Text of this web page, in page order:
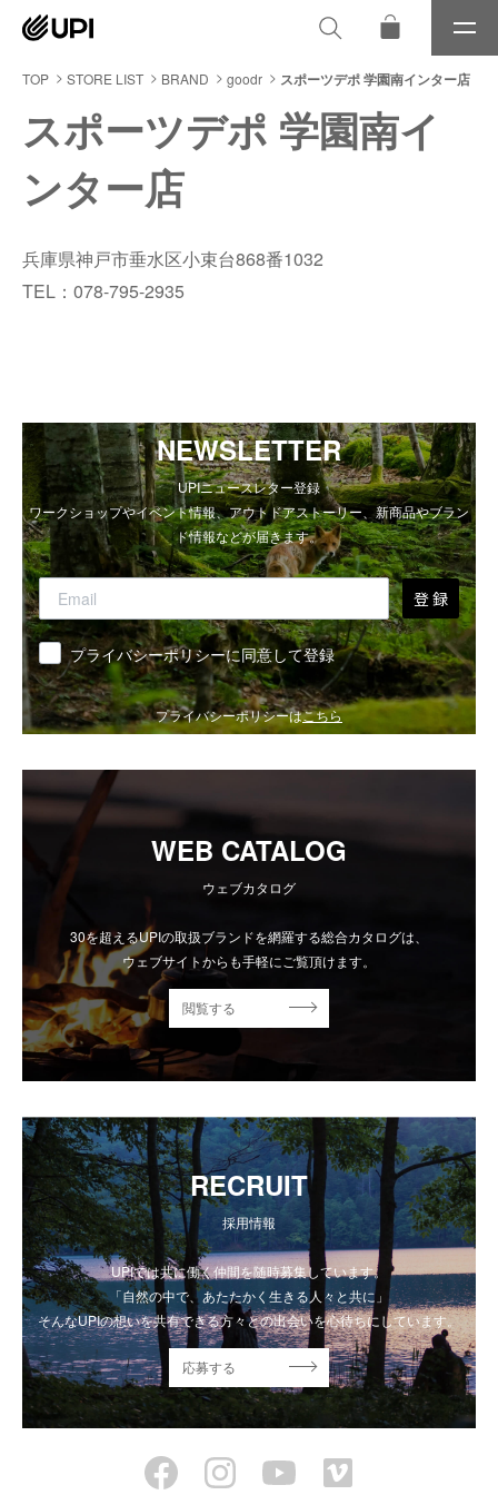
メ
ニ
ュ
TOP STORE LIST BRAND goodr スポーツデポ 学園南インター店
スポーツデポ 学園南イ
ンター店
兵庫県神戸市垂水区小束台868番1032
TEL：078-795-2935
NEWSLETTER
UPIニュースレター登録
ワークショップやイベント情報、アウトドアストーリー、新商品やブラン
ド情報などが届きます。
登 録
同意 プライバシーポリシーに同意して登録
プライバシーポリシーはこちら
WEB CATALOG
ウェブカタログ
30を超えるUPIの取扱ブランドを網羅する総合カタログは、
ウェブサイトからも手軽にご覧頂けます。
閲覧する
RECRUIT
採用情報
UPIでは共に働く仲間を随時募集しています。
「自然の中で、あたたかく生きる人々と共に」
そんなUPIの想いを共有できる方々との出会いを心待ちにしています。
応募する